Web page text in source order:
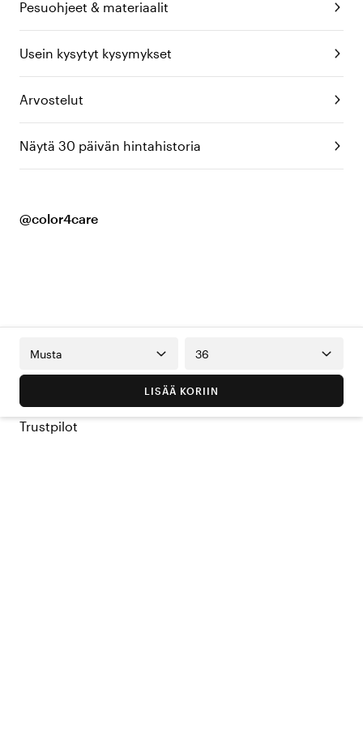
Pesuohjeet & materiaalit
Usein kysytyt kysymykset
Arvostelut
Näytä 30 päivän hintahistoria
@color4care
Musta 36
LISÄÄ KORIIN
Trustpilot